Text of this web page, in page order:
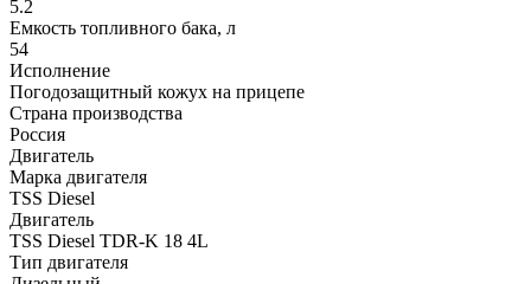
5.2
Емкость топливного бака, л
54
Исполнение
Погодозащитный кожух на прицепе
Страна производства
Россия
Двигатель
Марка двигателя
TSS Diesel
Двигатель
TSS Diesel TDR-K 18 4L
Тип двигателя